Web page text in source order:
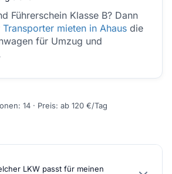
Führerschein Klasse B? Dann
Transporter mieten in Ahaus die
für Umzug und
14 · Preis: ab 120 €/Tag
LKW passt für meinen